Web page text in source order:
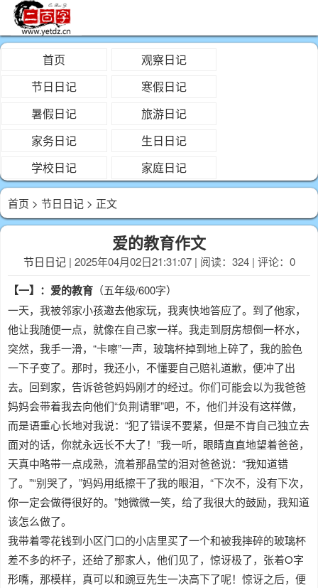
首页
观察日记
节日日记
寒假日记
暑假日记
旅游日记
家务日记
生日日记
学校日记
家庭日记
首页 > 节日日记 > 正文
爱的教育作文
节日日记| 2025年04月02日21:31:07 | 阅读：324 | 评论：0
【一】：爱的教育 （五年级/600字）
一天，我被邻家小孩邀去他家玩，我爽快地答应了。到了他家，
他让我随便一点，就像在自己家一样。我走到厨房想倒一杯水，
突然，我手一滑，“卡嚓”一声，玻璃杯掉到地上碎了，我的脸色
一下子变了。那时，我还小，不懂要自己赔礼道歉，便冲了出
去。回到家，告诉爸爸妈妈刚才的经过。你们可能会以为我爸爸
妈妈会带着我去向他们“负荆请罪”吧，不，他们并没有这样做，
而是语重心长地对我说：“犯了错误不要紧，但是不肯自己独立去
面对的话，你就永远长不大了！”我一听，眼睛直直地望着爸爸，
天真中略带一点成熟，流着那晶莹的泪对爸爸说：“我知道错
了。”“别哭了，”妈妈用纸擦干了我的眼泪，“下次不，没有下次，
你一定会做得很好的。”她微微一笑，给了我很大的鼓励，我知道
该怎么做了。
我带着零花钱到小区门口的小店里买了一个和被我摔碎的玻璃杯
差不多的杯子，还给了那家人，他们见了，惊讶极了，张着O字
形嘴，那模样，真可以和豌豆先生一决高下了呢！惊讶之后，便